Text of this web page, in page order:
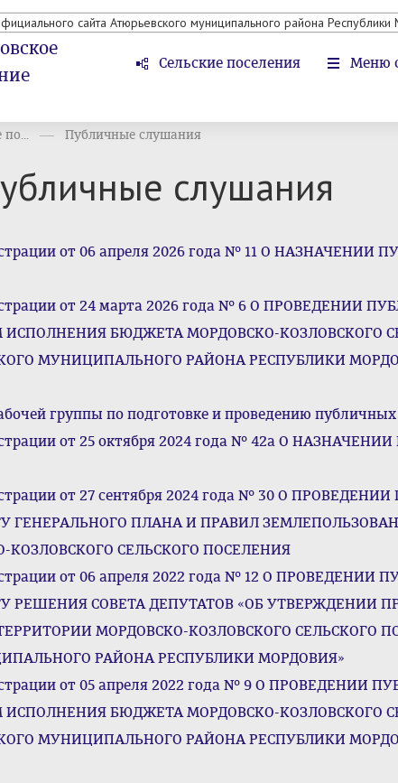
сайта Атюрьевского муниципального района
Сельские поселения Меню
по... Публичные слушания
слушания
от 06 апреля 2026 года № 11 О НАЗНАЧЕНИИ
от 24 марта 2026 года № 6 О ПРОВЕДЕНИИ
БЮДЖЕТА МОРДОВСКО-КОЗЛОВСКОГО
МУНИЦИПАЛЬНОГО РАЙОНА РЕСПУБЛИКИ
группы по подготовке и проведению
от 25 октября 2024 года № 42а О
от 27 сентября 2024 года № 30 О
ГЕНЕРАЛЬНОГО ПЛАНА И ПРАВИЛ
КОЗЛОВСКОГО СЕЛЬСКОГО ПОСЕЛЕНИЯ
от 06 апреля 2022 года № 12 О ПРОВЕДЕНИИ
РЕШЕНИЯ СОВЕТА ДЕПУТАТОВ «ОБ УТВЕРЖДЕНИИ
МОРДОВСКО-КОЗЛОВСКОГО СЕЛЬСКОГО
РАЙОНА РЕСПУБЛИКИ МОРДОВИЯ»
от 05 апреля 2022 года № 9 О ПРОВЕДЕНИИ
БЮДЖЕТА МОРДОВСКО-КОЗЛОВСКОГО
МУНИЦИПАЛЬНОГО РАЙОНА РЕСПУБЛИКИ